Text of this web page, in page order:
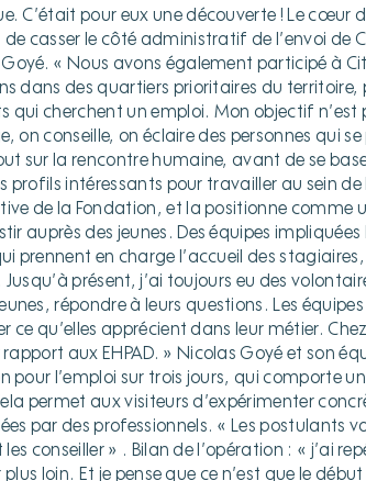
C’était pour eux une découverte ! Le cœur
casser le côté administratif de l’envoi de
« Nous avons également participé à
dans des quartiers prioritaires du territoire,
qui cherchent un emploi. Mon objectif n’est
on conseille, on éclaire des personnes qui
sur la rencontre humaine, avant de se
profils intéressants pour travailler au sein
de la Fondation, et la positionne comme
auprès des jeunes. Des équipes
prennent en charge l’accueil des
présent, j’ai toujours eu des
répondre à leurs questions. Les
qu’elles apprécient dans leur métier. Chez
aux EHPAD. » Nicolas Goyé et son
pour l’emploi sur trois jours, qui comporte
permet aux visiteurs d’expérimenter
par des professionnels. « Les postulants
conseiller » . Bilan de l’opération : « j’ai
loin. Et je pense que ce n’est que le début